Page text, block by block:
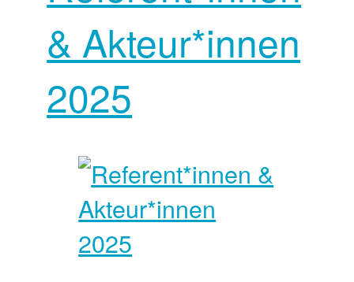
& Akteur*innen
2025